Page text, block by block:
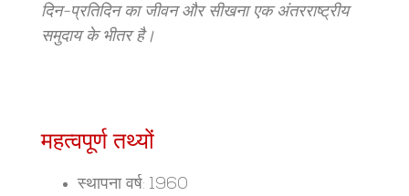
दिन-प्रतिदिन का जीवन और सीखना एक अंतरराष्ट्रीय
समुदाय के भीतर है।
महत्वपूर्ण तथ्यों
स्थापना वर्ष: 1960